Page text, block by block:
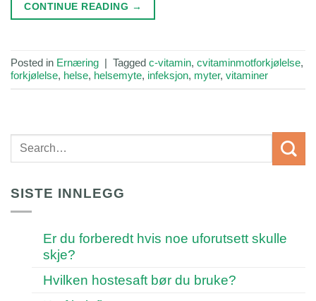
CONTINUE READING →
Posted in Ernæring | Tagged c-vitamin, cvitaminmotforkjølelse,
forkjølelse, helse, helsemyte, infeksjon, myter, vitaminer
SISTE INNLEGG
Er du forberedt hvis noe uforutsett skulle
skje?
Hvilken hostesaft bør du bruke?